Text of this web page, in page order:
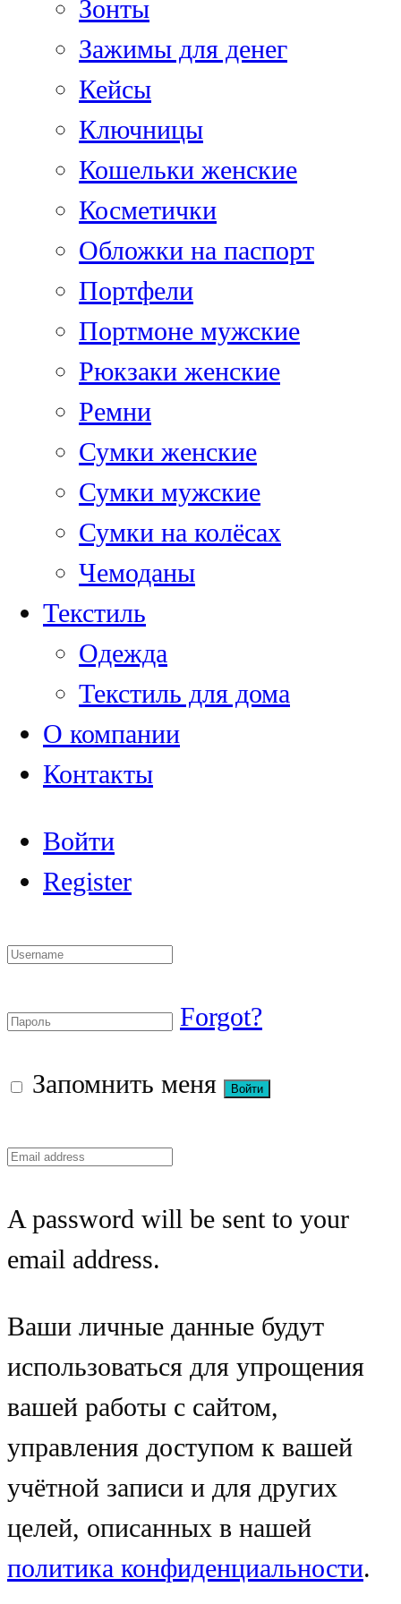
Зонты
Зажимы для денег
Кейсы
Ключницы
Кошельки женские
Косметички
Обложки на паспорт
Портфели
Портмоне мужские
Рюкзаки женские
Ремни
Сумки женские
Сумки мужские
Сумки на колёсах
Чемоданы
Текстиль
Одежда
Текстиль для дома
О компании
Контакты
Войти
Register
Forgot?
Запомнить меня
A password will be sent to your
email address.
Ваши личные данные будут
использоваться для упрощения
вашей работы с сайтом,
управления доступом к вашей
учётной записи и для других
целей, описанных в нашей
политика конфиденциальности.